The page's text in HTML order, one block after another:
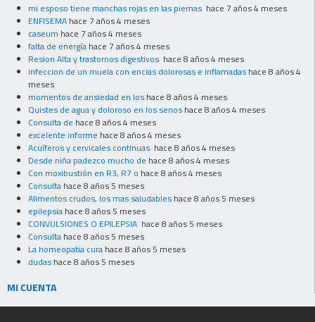
mi esposo tiene manchas rojas en las piernas hace 7 años 4 meses
ENFISEMA hace 7 años 4 meses
caseum hace 7 años 4 meses
falta de energía hace 7 años 4 meses
Resion Alta y trastornos digestivos hace 8 años 4 meses
infeccion de un muela con encias dolorosas e inflamadas hace 8 años 4
meses
momentos de ansiedad en los hace 8 años 4 meses
Quistes de agua y doloroso en los senos hace 8 años 4 meses
Consulta de hace 8 años 4 meses
excelente informe hace 8 años 4 meses
Acuíferos y cervicales continuas hace 8 años 4 meses
Desde niña padezco mucho de hace 8 años 4 meses
Con moxibustión en R3, R7 o hace 8 años 4 meses
Consulta hace 8 años 5 meses
Alimentos crudos, los mas saludables hace 8 años 5 meses
epilepsia hace 8 años 5 meses
CONVULSIONES O EPILEPSIA hace 8 años 5 meses
Consulta hace 8 años 5 meses
La homeopatia cura hace 8 años 5 meses
dudas hace 8 años 5 meses
MI CUENTA